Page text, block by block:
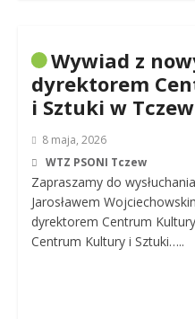
Wywiad z
dyrektorem
i Sztuki w
8 maja, 2026
WTZ PSONI Tczew
Zapraszamy do
Jarosławem
dyrektorem Centrum
Centrum Kultury i Sztuki…..